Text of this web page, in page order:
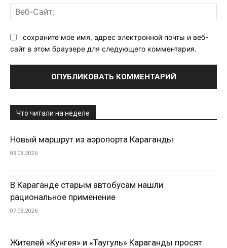
сохраните мое имя, адрес электронной почты и веб-
сайт в этом браузере для следующего комментария.
Что читали на неделе
Новый маршрут из аэропорта Караганды
03.08.2026
В Караганде старым автобусам нашли
рациональное применение
07.08.2026
Жителей «Кунгея» и «Таугуль» Караганды просят